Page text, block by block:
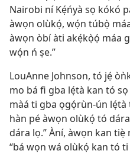
Nairobi ní Kẹ́ńyà sọ kókó
àwọn olùkọ́, wọ́n túbọ̀
àwọn òbí àti akẹ́kọ̀ọ́ máa
wọ́n ń ṣe.”
LouAnne Johnson, tó jẹ́
mo bá fi gba lẹ́tà kan tó
màá ti gba ọgọ́rùn-ún
hàn pé àwọn olùkọ́ tó
dára lọ.” Àní, àwọn kan
“bá wọn wá olùkọ́ kan tó